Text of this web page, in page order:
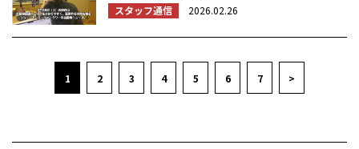
スタッフ通信 2026.02.26
1 2 3 4 5 6 7 >